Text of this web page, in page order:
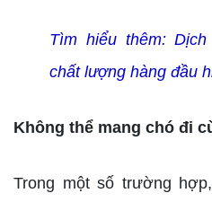
Tìm hiểu thêm:
chất lượng hàng đầu
Không thể mang chó đi
Trong một số trường